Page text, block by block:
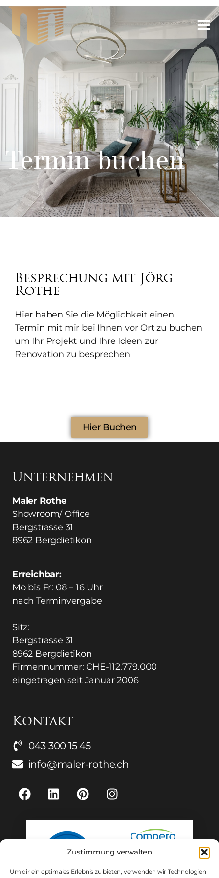
Zustimmung verwalten
Um dir ein optimales Erlebnis zu bieten, verwenden wir Technologien
Termin buchen
Besprechung mit Jörg
Rothe
Hier haben Sie die Möglichkeit einen
Termin mit mir bei Ihnen vor Ort zu buchen
um Ihr Projekt und Ihre Ideen zur
Renovation zu besprechen.
Hier Buchen
Unternehmen
Maler Rothe
Showroom/ Office
Bergstrasse 31
8962 Bergdietikon
Erreichbar:
Mo bis Fr: 08 – 16 Uhr
nach Terminvergabe
​Sitz:
Bergstrasse 31
8962 Bergdietikon
Firmennummer: CHE-112.779.000
eingetragen seit Januar 2006
Kontakt
043 300 15 45
info@maler-rothe.ch